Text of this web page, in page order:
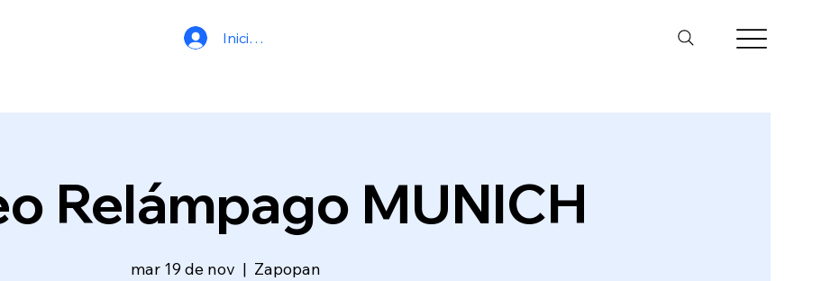
Iniciar sesión
Relámpago MUNICH
mar 19 de nov
  |
Zapopan